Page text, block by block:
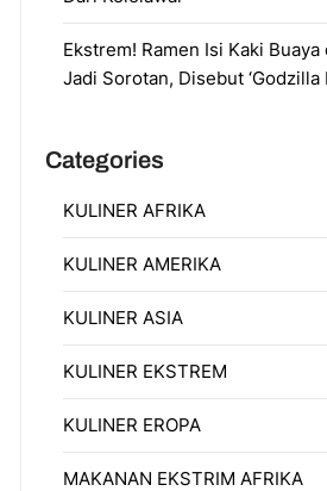
Ekstrem! Ramen Isi Kaki Buaya
Jadi Sorotan, Disebut ‘Godzilla
Categories
KULINER AFRIKA
KULINER AMERIKA
KULINER ASIA
KULINER EKSTREM
KULINER EROPA
MAKANAN EKSTRIM AFRIKA